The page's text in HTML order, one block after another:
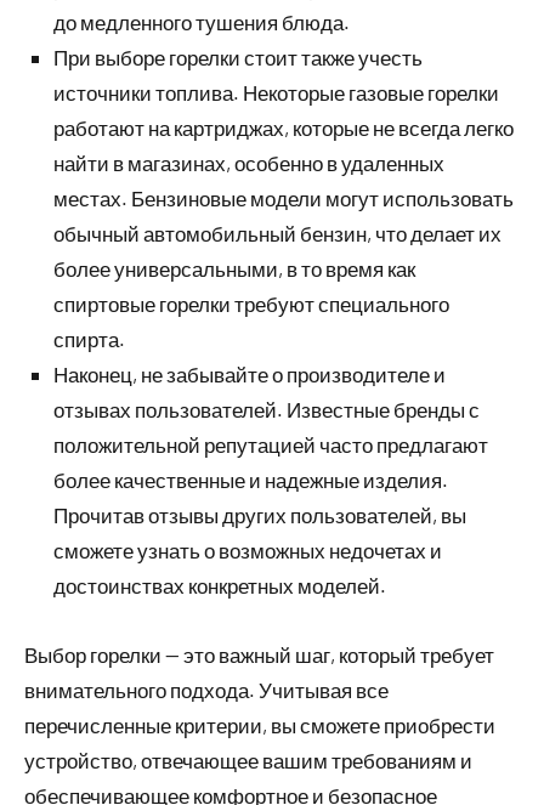
до медленного тушения блюда.
При выборе горелки стоит также учесть
источники топлива. Некоторые газовые горелки
работают на картриджах, которые не всегда легко
найти в магазинах, особенно в удаленных
местах. Бензиновые модели могут использовать
обычный автомобильный бензин, что делает их
более универсальными, в то время как
спиртовые горелки требуют специального
спирта.
Наконец, не забывайте о производителе и
отзывах пользователей. Известные бренды с
положительной репутацией часто предлагают
более качественные и надежные изделия.
Прочитав отзывы других пользователей, вы
сможете узнать о возможных недочетах и
достоинствах конкретных моделей.
Выбор горелки — это важный шаг, который требует
внимательного подхода. Учитывая все
перечисленные критерии, вы сможете приобрести
устройство, отвечающее вашим требованиям и
обеспечивающее комфортное и безопасное